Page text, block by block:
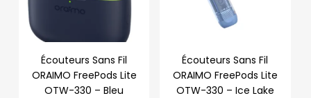
Écouteurs Sans Fil
ORAIMO FreePods Lite
OTW-330 – Bleu
Écouteurs Sans Fil
ORAIMO FreePods Lite
OTW-330 – Ice Lake